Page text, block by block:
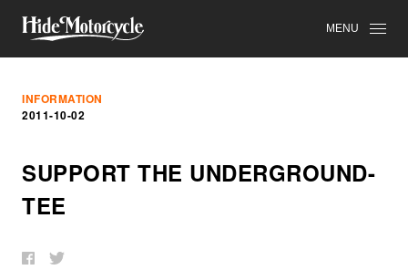
MENU
INFORMATION
2011-10-02
SUPPORT THE UNDERGROUND-
TEE